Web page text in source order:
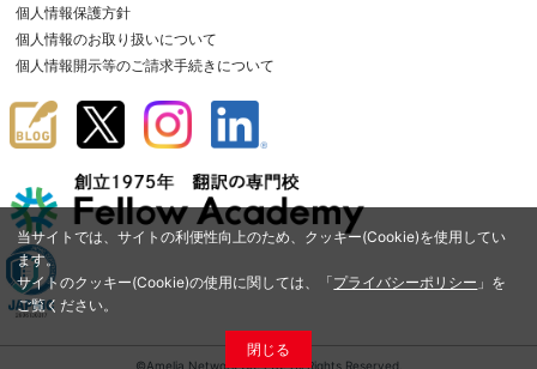
当サイトでは、サイトの利便性向上のため、クッキー(Cookie)を使用してい
ます。
サイトのクッキー(Cookie)の使用に関しては、「プライバシーポリシー 」を
ご覧ください。
閉じる
個人情報保護方針
個人情報のお取り扱いについて
個人情報開示等のご請求手続きについて
©Amelia Network Co.,Ltd. All Rights Reserved.